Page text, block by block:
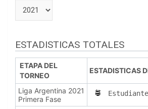
ESTADISTICAS TOTALES
ETAPA DEL
TORNEO
ESTADISTICAS
Liga Argentina 2021
Primera Fase